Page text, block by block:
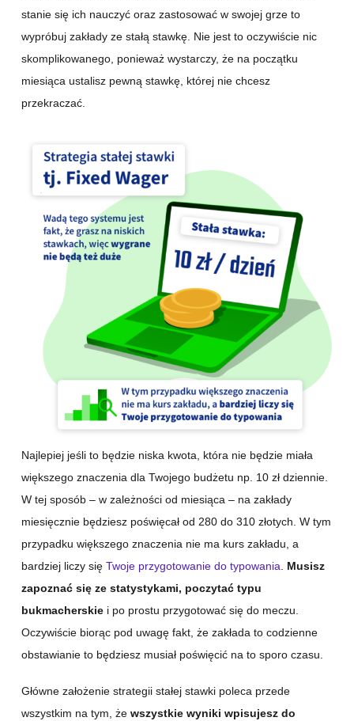
stanie się ich nauczyć oraz zastosować w swojej grze to
wypróbuj zakłady ze stałą stawkę. Nie jest to oczywiście nic
skomplikowanego, ponieważ wystarczy, że na początku
miesiąca ustalisz pewną stawkę, której nie chcesz
przekraczać.
Najlepiej jeśli to będzie niska kwota, która nie będzie miała
większego znaczenia dla Twojego budżetu np. 10 zł dziennie.
W tej sposób – w zależności od miesiąca – na zakłady
miesięcznie będziesz poświęcał od 280 do 310 złotych. W tym
przypadku większego znaczenia nie ma kurs zakładu, a
bardziej liczy się Twoje przygotowanie do typowania. Musisz
zapoznać się ze statystykami, poczytać typu
bukmacherskie i po prostu przygotować się do meczu.
Oczywiście biorąc pod uwagę fakt, że zakłada to codzienne
obstawianie to będziesz musiał poświęcić na to sporo czasu.
Główne założenie strategii stałej stawki poleca przede
wszystkim na tym, że wszystkie wyniki wpisujesz do